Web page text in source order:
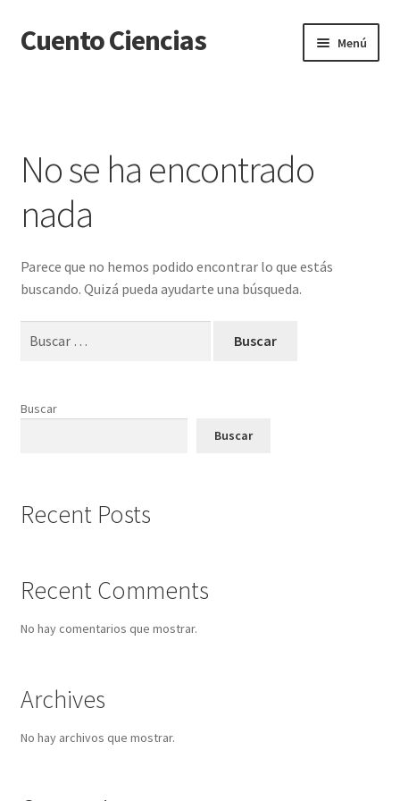
Ir
a
Ir
al
Cuento Ciencias Menú
Finalizar compra
Mi cuenta
Sample Page
Tienda
No se ha encontrado
nada
Parece que no hemos podido encontrar lo que estás
buscando. Quizá pueda ayudarte una búsqueda.
Buscar
Buscar
Recent Posts
Recent Comments
No hay comentarios que mostrar.
Archives
No hay archivos que mostrar.